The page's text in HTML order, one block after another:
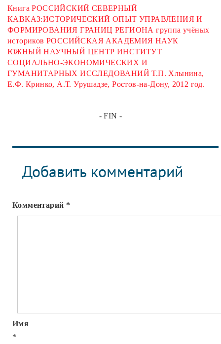
Книга РОССИЙСКИЙ СЕВЕРНЫЙ
КАВКАЗ:ИСТОРИЧЕСКИЙ ОПЫТ УПРАВЛЕНИЯ И
ФОРМИРОВАНИЯ ГРАНИЦ РЕГИОНА группа учёных
историков РОССИЙСКАЯ АКАДЕМИЯ НАУК
ЮЖНЫЙ НАУЧНЫЙ ЦЕНТР ИНСТИТУТ
СОЦИАЛЬНО-ЭКОНОМИЧЕСКИХ И
ГУМАНИТАРНЫХ ИССЛЕДОВАНИЙ Т.П. Хлынина,
Е.Ф. Кринко, А.Т. Урушадзе, Ростов-на-Дону, 2012 год.
- FIN -
Добавить комментарий
Комментарий *
Имя
*